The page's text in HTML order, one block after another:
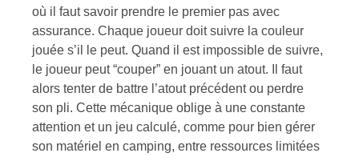
où il faut savoir prendre le premier pas avec
assurance. Chaque joueur doit suivre la couleur
jouée s’il le peut. Quand il est impossible de suivre,
le joueur peut “couper” en jouant un atout. Il faut
alors tenter de battre l’atout précédent ou perdre
son pli. Cette mécanique oblige à une constante
attention et un jeu calculé, comme pour bien gérer
son matériel en camping, entre ressources limitées